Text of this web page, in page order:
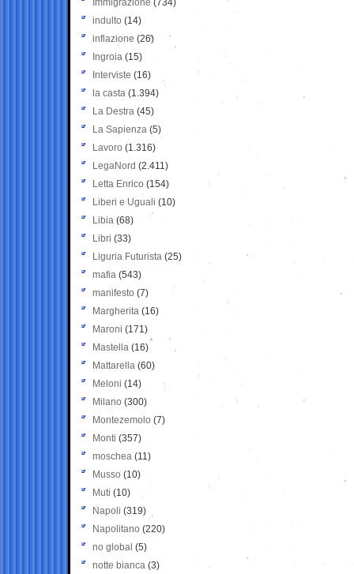
Immigrazione (734)
indulto (14)
inflazione (26)
Ingroia (15)
Interviste (16)
la casta (1.394)
La Destra (45)
La Sapienza (5)
Lavoro (1.316)
LegaNord (2.411)
Letta Enrico (154)
Liberi e Uguali (10)
Libia (68)
Libri (33)
Liguria Futurista (25)
mafia (543)
manifesto (7)
Margherita (16)
Maroni (171)
Mastella (16)
Mattarella (60)
Meloni (14)
Milano (300)
Montezemolo (7)
Monti (357)
moschea (11)
Musso (10)
Muti (10)
Napoli (319)
Napolitano (220)
no global (5)
notte bianca (3)